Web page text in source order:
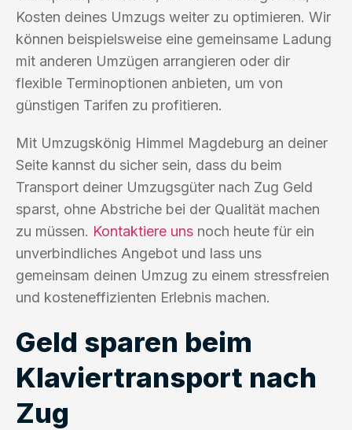
Kosten deines Umzugs weiter zu optimieren. Wir
können beispielsweise eine gemeinsame Ladung
mit anderen Umzügen arrangieren oder dir
flexible Terminoptionen anbieten, um von
günstigen Tarifen zu profitieren.
Mit Umzugskönig Himmel Magdeburg an deiner
Seite kannst du sicher sein, dass du beim
Transport deiner Umzugsgüter nach Zug Geld
sparst, ohne Abstriche bei der Qualität machen
zu müssen. Kontaktiere uns noch heute für ein
unverbindliches Angebot und lass uns
gemeinsam deinen Umzug zu einem stressfreien
und kosteneffizienten Erlebnis machen.
Geld sparen beim
Klaviertransport nach
Zug